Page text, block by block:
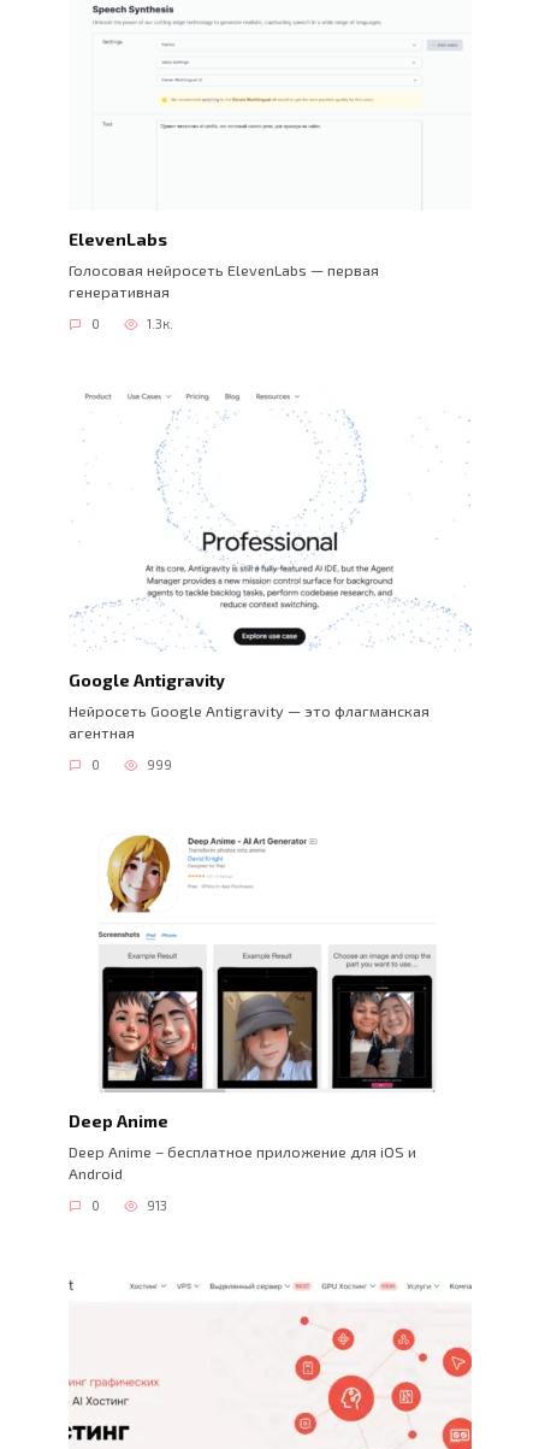
ElevenLabs
Голосовая нейросеть ElevenLabs — первая
генеративная
0 1.3к.
Google Antigravity
Нейросеть Google Antigravity — это флагманская
агентная
0 999
Deep Anime
Deep Anime – бесплатное приложение для iOS и
Android
0 913